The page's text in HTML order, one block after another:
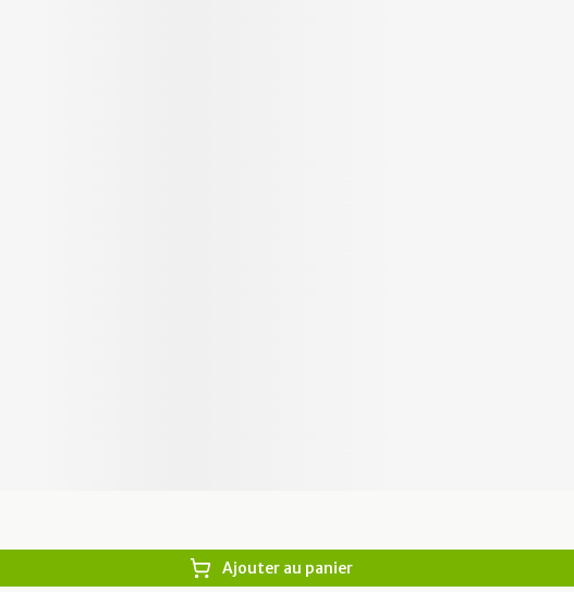
Ajouter au panier